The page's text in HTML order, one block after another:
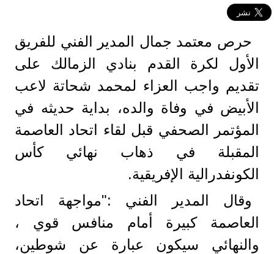
حرص معتمد جمال المدير الفني للفريق
الأول لكرة القدم بنادي الزمالك على
تقديم واجب العزاء لمحمد شحاتة لاعب
الأبيض في وفاة والده، بداية حديثه في
المؤتمر الصحفي قبل لقاء اتحاد العاصمة
المقبلة في ذهاب نهائي كأس
الكونفدرالية الإفريقية.
وقال المدير الفني :"مواجهة اتحاد
العاصمة كبيرة أمام منافس قوي ،
والنهائي سيكون عبارة عن شوطين،